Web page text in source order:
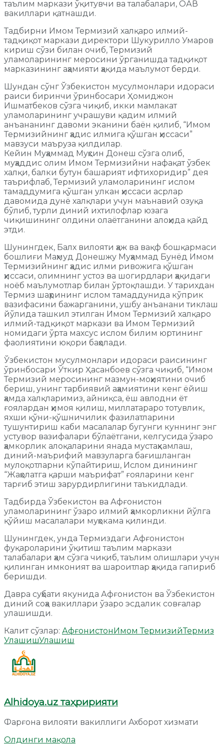
таълим маркази ўқитувчи ва талабалари, ОАВ
вакиллари қатнашди.
Тадбирни Имом Термизий халқаро илмий-
тадқиқот маркази директори Шукурилло Умаров
кириш сўзи билан очиб, Термизий
уламоларининг меросини ўрганишда тадқиқот
марказининг аҳамияти ҳақида маълумот берди.
Шундан сўнг Ўзбекистон мусулмонлари идораси
раиси биринчи ўринбосари Ҳомиджон
Ишматбеков сўзга чиқиб, икки мамлакат
уламоларининг учрашуви қадим илмий
анъананинг давоми эканини баён қилиб, “Имом
Термизийнинг ҳадис илмига қўшган ҳиссаси”
мавзуси маъруза қилдилар.
Кейин Муҳаммад Муҳсин Донеш сўзга олиб,
муҳаддис олим Имом Термизийни нафақат ўзбек
халқи, балки бутун башарият ифтихоридир” дея
таърифлаб, Термизий уламоларининг ислом
тамаддумига қўшган улкан ҳиссаси асрлар
давомида дунё халқлари учун маънавий озуқа
бўлиб, турли диний ихтилофлар юзага
чиқишининг олдини олаётганини алоҳида қайд
этди.
Шунингдек, Балх вилояти ҳаж ва вақф бошқармаси
бошлиғи Маҳмуд Донешжу Муҳаммад Бунёд Имом
Термизийнинг ҳадис илми ривожига қўшган
ҳиссаси, олимнинг устоз ва шогирдлари ҳақидаги
ноёб маълумотлар билан ўртоқлашди. У тарихдан
Термиз шаҳрининг ислом тамаддунида кўприк
вазифасини бажарганини, ушбу анъанани тиклаш
йўлида ташкил этилган Имом Термизий халқаро
илмий-тадқиқот маркази ва Имом Термизий
номидаги ўрта махсус ислом билим юртининг
фаолиятини юқори баҳолади.
Ўзбекистон мусулмонлари идораси раисининг
ўринбосари Ўткир Ҳасанбоев сўзга чиқиб, “Имом
Термизий меросининг мазмун-моҳиятини очиб
бериш, унинг тарбиявий аҳамиятини кенг ёйиш
ҳамда халқларимиз, айниқса, ёш авлодни ёт
ғоялардан ҳимоя қилиш, миллатараро тотувлик,
яхши қўни-қўшничилик фазилатларини
тушунтириш каби масалалар бугунги куннинг энг
устувор вазифалари бўлаётгани, келгусида ўзаро
ҳамкорлик алоқаларини янада мустаҳкамлаш,
диний-маърифий мавзуларга бағишланган
мулоқотларни кўпайтириш, Ислом динининг
“Жаҳолатга қарши маърифат” ғояларини кенг
тарғиб этиш зарурдирлигини таъкидлади.
Тадбирда Ўзбекистон ва Афғонистон
уламоларининг ўзаро илмий ҳамкорликни йўлга
қўйиш масалалари муҳокама қилинди.
Шунингдек, унда Термиздаги Афғонистон
фуқароларини ўқитиш таълим маркази
талабалари ҳам сўзга чиқиб, таълим олишлари учун
қилинган имконият ва шароитлар ҳақида гапириб
беришди.
Давра суҳбати якунида Афғонистон ва Ўзбекистон
диний соҳа вакиллари ўзаро эсдалик совғалар
улашишди.
Калит сўзлар: АфғонистонИмом ТермизийТермиз
УлашишУлашиш
Alhidoya.uz таҳририяти
Фарғона вилояти вакиллиги Ахборот хизмати
Олдинги мақола